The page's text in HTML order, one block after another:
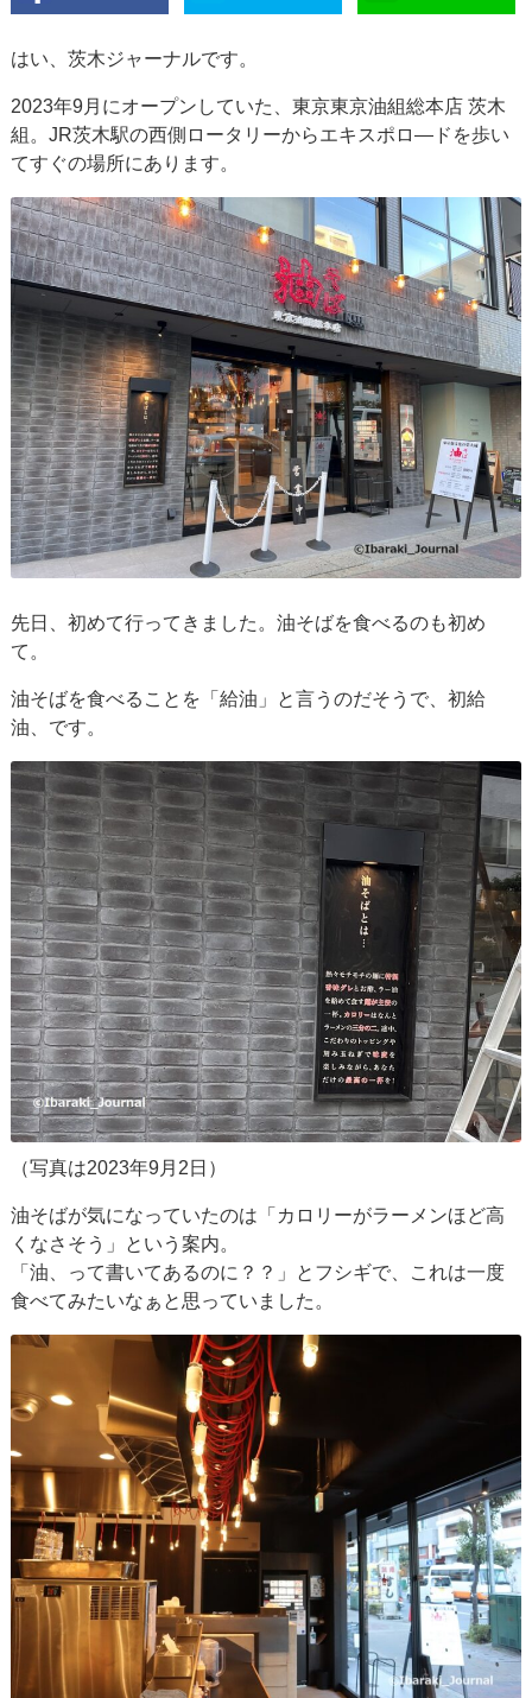
はい、茨木ジャーナルです。
2023年9月にオープンしていた、東京東京油組総本店 茨木
組。JR茨木駅の西側ロータリーからエキスポロ―ドを歩い
てすぐの場所にあります。
先日、初めて行ってきました。油そばを食べるのも初め
て。
油そばを食べることを「給油」と言うのだそうで、初給
油、です。
（写真は2023年9月2日）
油そばが気になっていたのは「カロリーがラーメンほど高
くなさそう」という案内。
「油、って書いてあるのに？？」とフシギで、これは一度
食べてみたいなぁと思っていました。